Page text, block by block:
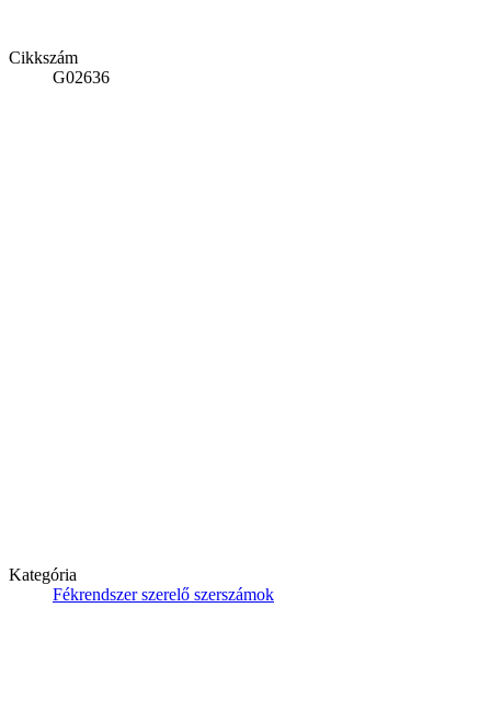
Cikkszám
G02636
Kategória
Fékrendszer szerelő szerszámok